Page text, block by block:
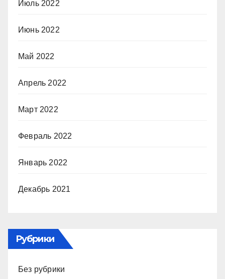
Июль 2022
Июнь 2022
Май 2022
Апрель 2022
Март 2022
Февраль 2022
Январь 2022
Декабрь 2021
Рубрики
Без рубрики